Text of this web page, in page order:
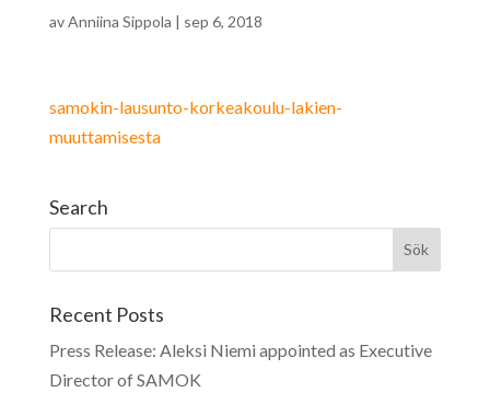
avAnniina Sippola | sep 6, 2018
samokin-lausunto-korkeakoulu-lakien-
muuttamisesta
Search
Recent Posts
Press Release: Aleksi Niemi appointed as Executive
Director of SAMOK